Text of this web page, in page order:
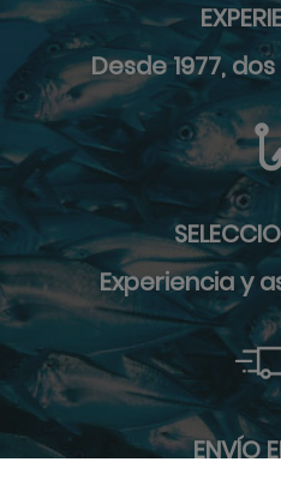
Desde 1977,
Experiencia y
ENVÍO